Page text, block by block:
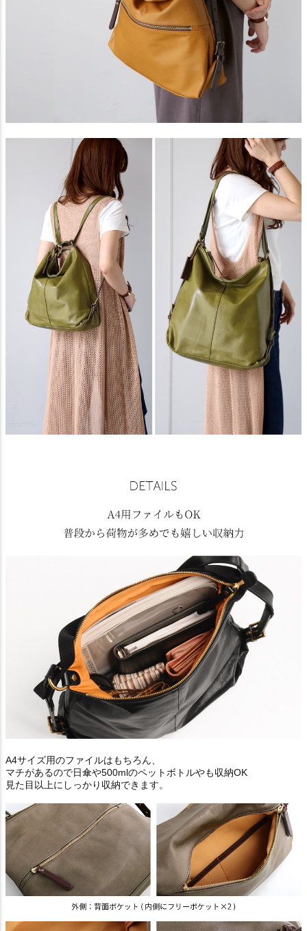
A4サイズ用のファイルはもちろん、
マチがあるので日傘や500mlのペットボトルやも収納OK
見た目以上にしっかり収納できます。